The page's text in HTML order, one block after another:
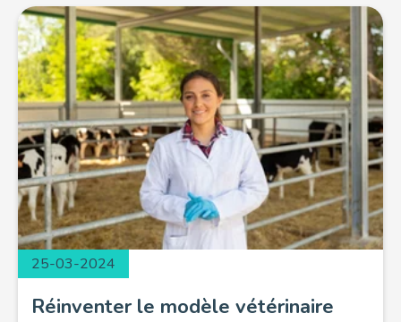
Réinventer le modèle vétérinaire
25-03-2024